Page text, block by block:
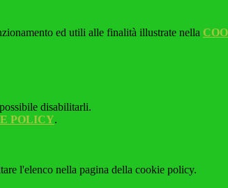
ed utili alle finalità illustrate nella
disabilitarli.
POLICY.
l'elenco nella pagina della cookie policy.